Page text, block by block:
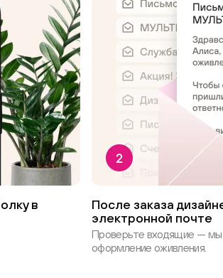
в
После заказа
электронной почте
Проверьте входящие — мы
оформление оживления.